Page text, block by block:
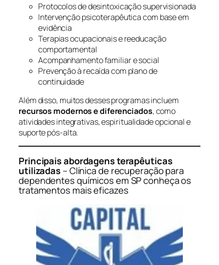
Protocolos de desintoxicação supervisionada
Intervenção psicoterapêutica com base em
evidência
Terapias ocupacionais e reeducação
comportamental
Acompanhamento familiar e social
Prevenção à recaída com plano de
continuidade
Além disso, muitos desses programas incluem
recursos modernos e diferenciados, como
atividades integrativas, espiritualidade opcional e
suporte pós-alta.
Principais abordagens terapêuticas
utilizadas– Clínica de recuperação para
dependentes químicos em SP conheça os
tratamentos mais eficazes